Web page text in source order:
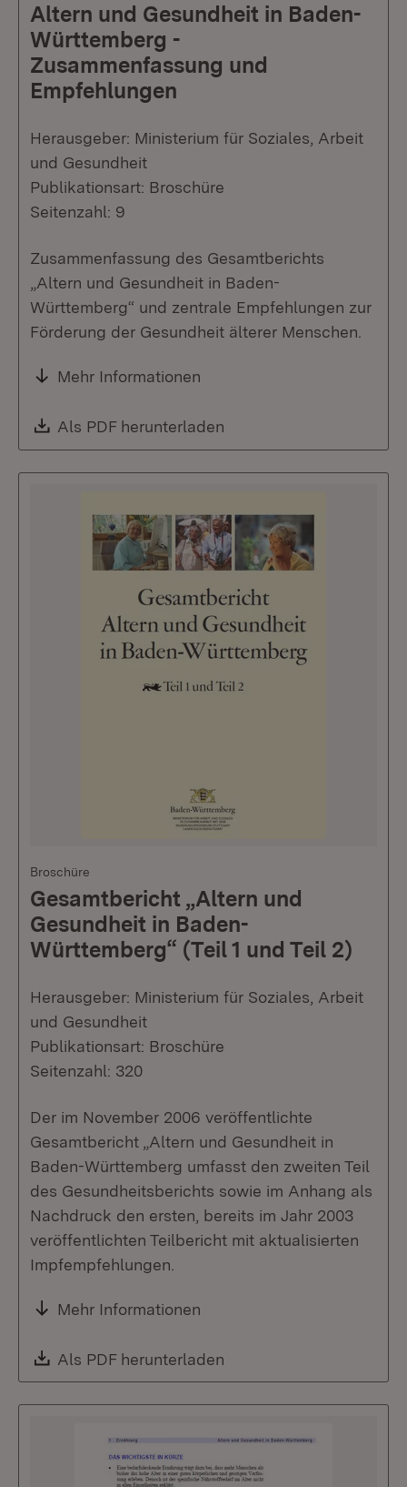
Altern und Gesundheit in Baden-
Württemberg -
Zusammenfassung und
Empfehlungen
Herausgeber: Ministerium für Soziales, Arbeit
und Gesundheit
Publikationsart: Broschüre
Seitenzahl: 9
Zusammenfassung des Gesamtberichts
„Altern und Gesundheit in Baden-
Württemberg“ und zentrale Empfehlungen zur
Förderung der Gesundheit älterer Menschen.
Mehr Informationen
Download:
Als PDF herunterladen
Broschüre
Gesamtbericht „Altern und
Gesundheit in Baden-
Württemberg“ (Teil 1 und Teil 2)
Herausgeber: Ministerium für Soziales, Arbeit
und Gesundheit
Publikationsart: Broschüre
Seitenzahl: 320
Der im November 2006 veröffentlichte
Gesamtbericht „Altern und Gesundheit in
Baden-Württemberg umfasst den zweiten Teil
des Gesundheitsberichts sowie im Anhang als
Nachdruck den ersten, bereits im Jahr 2003
veröffentlichten Teilbericht mit aktualisierten
Impfempfehlungen.
Mehr Informationen
Download:
Als PDF herunterladen